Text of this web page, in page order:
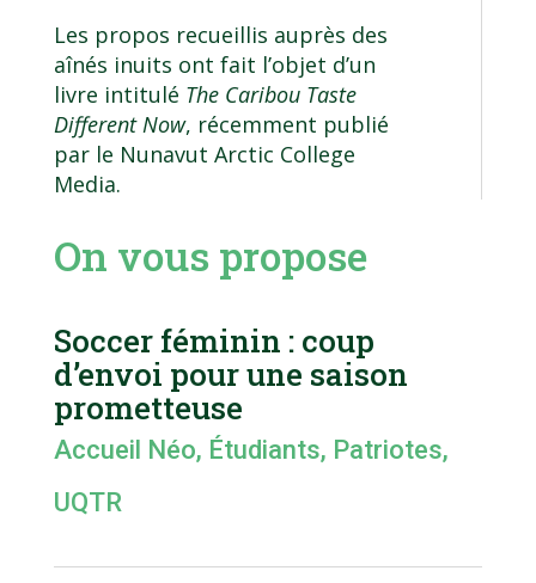
Les propos recueillis auprès des
aînés inuits ont fait l’objet d’un
livre intitulé The Caribou Taste
Different Now, récemment publié
par le Nunavut Arctic College
Media.
On vous propose
Soccer féminin : coup
d’envoi pour une saison
prometteuse
Accueil Néo, Étudiants, Patriotes,
UQTR